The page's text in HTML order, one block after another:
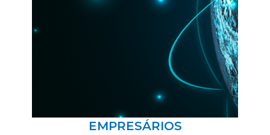
EMPRESÁRIOS